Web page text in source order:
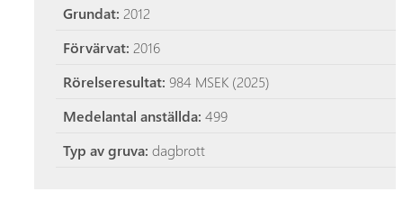
Grundat: 2012
Förvärvat: 2016
Rörelseresultat: 984 MSEK (2025)
Medelantal anställda: 499
Typ av gruva: dagbrott